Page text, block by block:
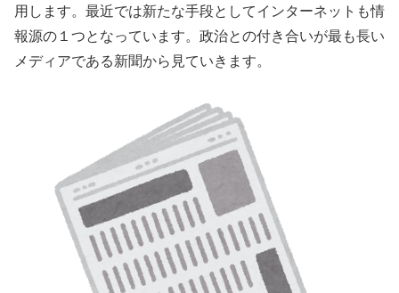
用します。最近では新たな手段としてインターネットも情
報源の１つとなっています。政治との付き合いが最も長い
メディアである新聞から見ていきます。